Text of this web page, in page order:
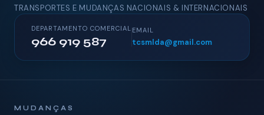
TRANSPORTES E MUDANÇAS NACIONAIS & INTERNACIONAIS
DEPARTAMENTO COMERCIAL
966 919 587
EMAIL
tcsmlda@gmail.com
MUDANÇAS